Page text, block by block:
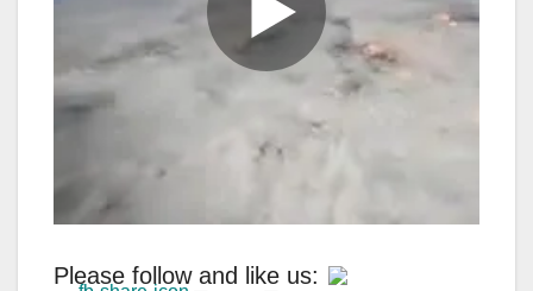
Please follow and like us: